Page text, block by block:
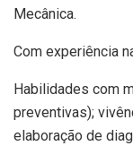
Mecânica.
Com experiência
Habilidades com
preventivas);
elaboração de